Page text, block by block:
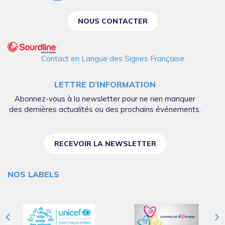
NOUS CONTACTER
Contact en Langue des Signes Française
LETTRE D’INFORMATION
Abonnez-vous à la newsletter pour ne rien manquer
des dernières actualités ou des prochains événements.
RECEVOIR LA NEWSLETTER
NOS LABELS